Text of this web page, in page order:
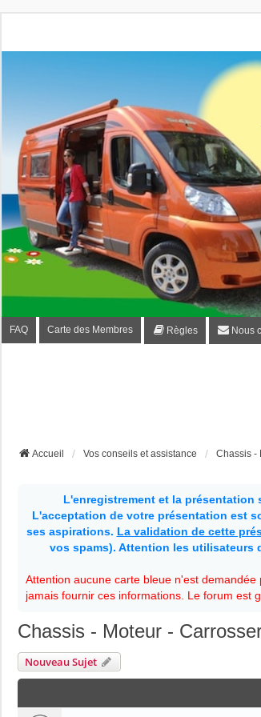
Fourgon-
Forum de conseils et d'entraide des
FAQ Carte des Membres Règles Nous
Accueil Vos conseils et assistance Chassis -
L'enregistrement et la
L'acceptation de votre présentation est
ses aspirations. La validation de cette
vos spams). Attention les utilisateurs
Attention aucune carte bleue n'est
jamais fournir ces informations. Le forum est
Chassis - Moteur -
Nouveau Sujet